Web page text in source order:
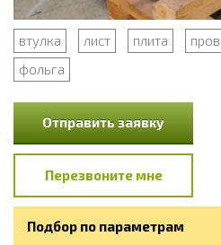
втулка лист плита
фольга
Отправить заявку
Перезвоните мне
Подбор по параметрам